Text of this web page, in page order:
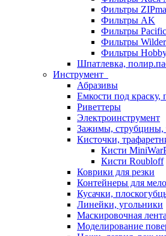
Фильтры
Фильтры AK
Фильтры
Фильтры Wilder
Фильтры
Шпатлевка,
Инструмент
Абразивы
Емкости под краску,
Риветтеры
Электроинструмент
Зажимы, струбцины,
Кисточки,
Кисти
Кисти Roubloff
Коврики для резки
Контейнеры для
Кусачки,
Линейки, угольники
Маскировочная
Моделирование